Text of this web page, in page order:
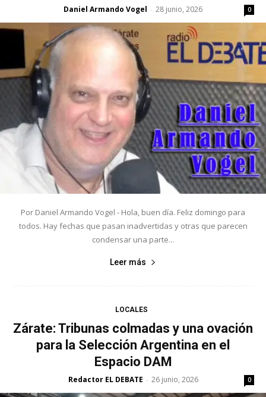
Daniel Armando Vogel - 28 junio, 2026 0
Por Daniel Armando Vogel - Hola, buen día. Feliz domingo para
todos. Hay fechas que pasan inadvertidas y otras que parecen
condensar una parte...
Leer más
LOCALES
Zárate: Tribunas colmadas y una ovación
para la Selección Argentina en el
Espacio DAM
Redactor EL DEBATE - 26 junio, 2026 0